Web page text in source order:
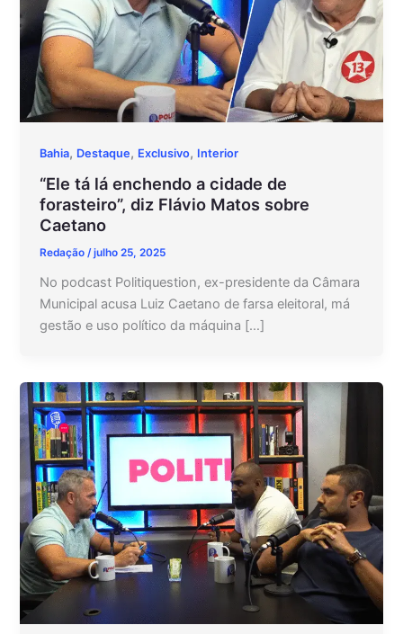
Bahia, Destaque, Exclusivo, Interior
“Ele tá lá enchendo a cidade de
forasteiro”, diz Flávio Matos sobre
Caetano
Redação/julho 25, 2025
No podcast Politiquestion, ex-presidente da Câmara
Municipal acusa Luiz Caetano de farsa eleitoral, má
gestão e uso político da máquina […]